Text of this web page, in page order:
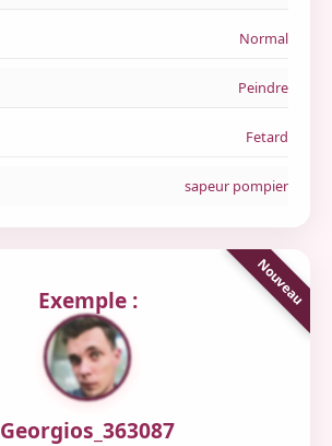
Normal
Peindre
Fetard
sapeur pompier
Exemple :
Georgios_363087